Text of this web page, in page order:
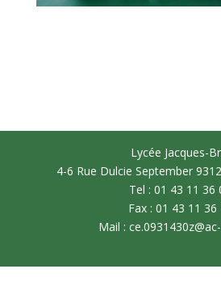
Lycée Jacques-
4-6 Rue Dulcie September
Tel : 01 43 11 36
Fax : 01 43 11 36
Mail :